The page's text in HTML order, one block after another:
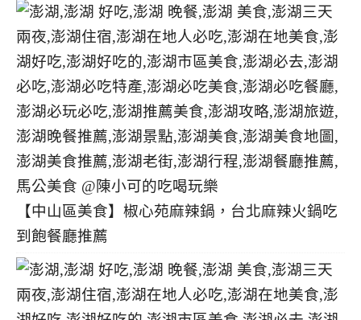
【中山區美食】椒心苑麻辣鍋，台北麻辣火鍋吃
到飽餐廳推薦